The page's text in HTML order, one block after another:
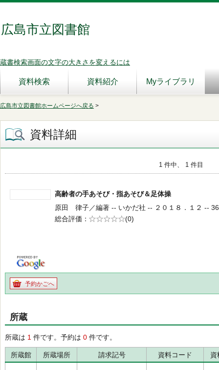
広島市立図書館
蔵書検索画面の文字の大きさを変えるには
資料検索 資料紹介 Myライブラリ
広島市立図書館ホームページへ戻る >
資料詳細
1 件中、 1 件目
高齢者の手あそび・指あそび＆足体操
原田 律子／編著 -- いかだ社 -- ２０１８．１２ --
総合評価
5段階評価
(0)
予約かごへ
所蔵
所蔵は 1 件です。予約は 0 件です。
所蔵館 所蔵場所 請求記号 資料コード 資